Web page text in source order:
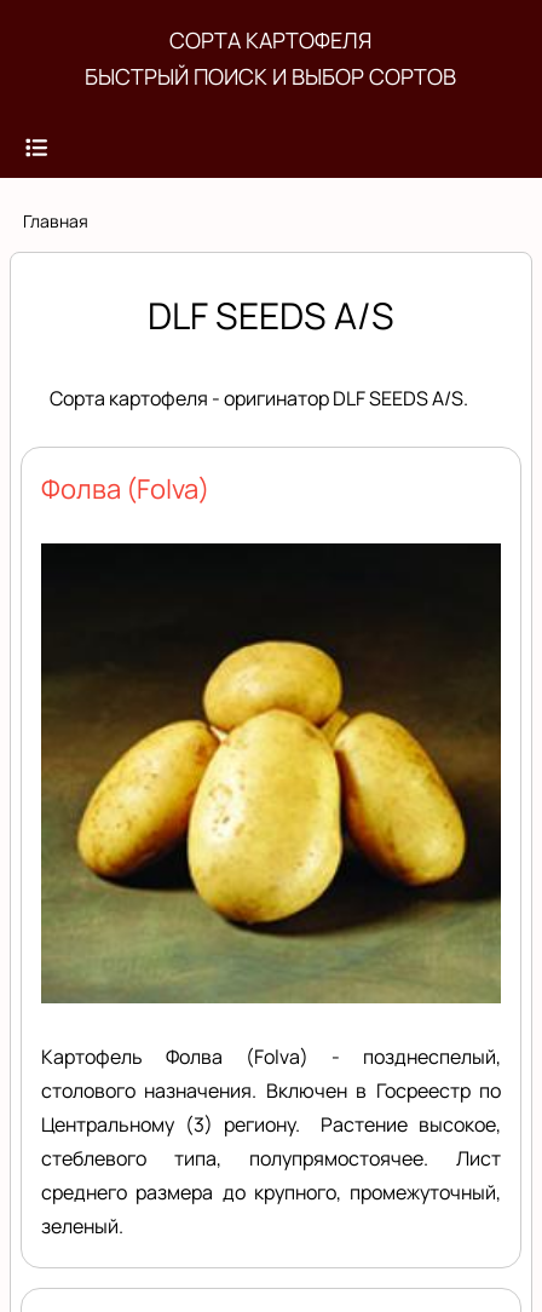
основному
СОРТА КАРТОФЕЛЯ
БЫСТРЫЙ ПОИСК И ВЫБОР СОРТОВ
Строка
Главная
DLF SEEDS A/S
Сорта картофеля - оригинатор DLF SEEDS A/S.
Фолва (Folva)
Картофель Фолва (Folva) - позднеспелый,
столового назначения. Включен в Госреестр по
Центральному (3) региону. Растение высокое,
стеблевого типа, полупрямостоячее. Лист
среднего размера до крупного, промежуточный,
зеленый.